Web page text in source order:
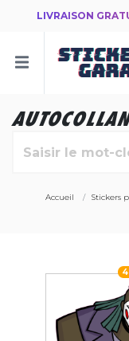
LIVRAISON
Accueil Stickers